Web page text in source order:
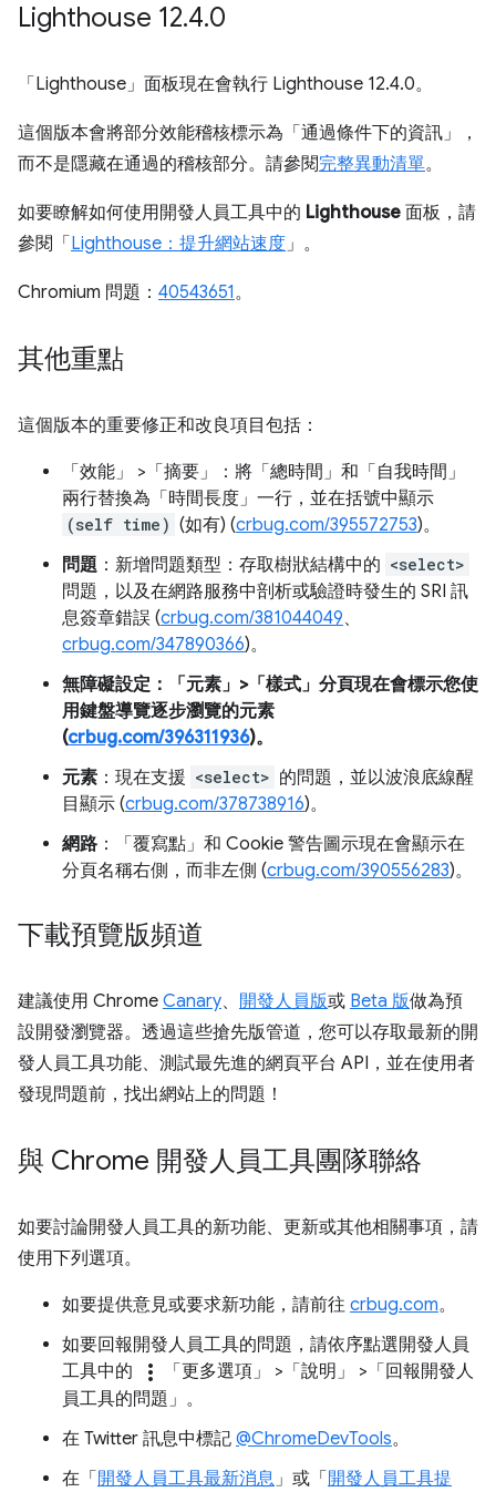
Lighthouse 12.4.0
「Lighthouse」 面板現在會執行 Lighthouse 12.4.0。
這個版本會將部分效能稽核標示為「通過條件下的資訊」，
而不是隱藏在通過的稽核部分。請參閱完整異動清單。
如要瞭解如何使用開發人員工具中的 Lighthouse 面板，請
參閱「 Lighthouse：提升網站速度」。
Chromium 問題： 40543651。
其他重點
這個版本的重要修正和改良項目包括：
「效能」 >「摘要」 ：將「總時間」 和「自我時間」
兩行替換為「時間長度」 一行，並在括號中顯示
(self time) (如有) (crbug.com/395572753)。
問題 ：新增問題類型：存取樹狀結構中的 <select>
問題，以及在網路服務中剖析或驗證時發生的 SRI 訊
息簽章錯誤 (crbug.com/381044049、
crbug.com/347890366)。
無障礙設定 ：「元素」>「樣式」分頁現在會標示您使
用鍵盤導覽逐步瀏覽的元素
(crbug.com/396311936)。
元素 ：現在支援 <select> 的問題，並以波浪底線醒
目顯示 (crbug.com/378738916)。
網路 ：「覆寫點」和 Cookie 警告圖示現在會顯示在
分頁名稱右側，而非左側 (crbug.com/390556283)。
下載預覽版頻道
建議使用 Chrome Canary、 開發人員版或 Beta 版做為預
設開發瀏覽器。透過這些搶先版管道，您可以存取最新的開
發人員工具功能、測試最先進的網頁平台 API，並在使用者
發現問題前，找出網站上的問題！
與 Chrome 開發人員工具團隊聯絡
如要討論開發人員工具的新功能、更新或其他相關事項，請
使用下列選項。
如要提供意見或要求新功能，請前往 crbug.com。
如要回報開發人員工具的問題，請依序點選開發人員
工具中的
more_vert 「更多選項」 >「說明」
>「回報開發人
員工具的問題」 。
在 Twitter 訊息中標記 @ChromeDevTools。
在「 開發人員工具最新消息」或「 開發人員工具提